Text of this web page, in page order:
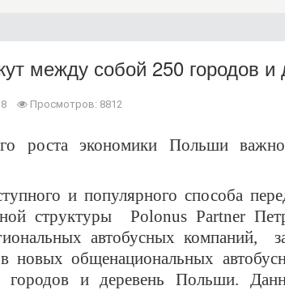
между собой 250 городов
Просмотров: 8812
роста экономики Польши
и популярного способа
структуры
Polonus Partner
автобусных компаний,
новых общенациональных
и деревень Польши.